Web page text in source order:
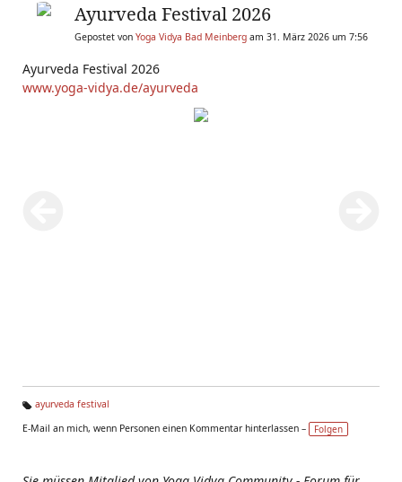
Ayurveda Festival 2026
Gepostet von Yoga Vidya Bad Meinberg am 31. März 2026 um 7:56
Ayurveda Festival 2026
www.yoga-vidya.de/ayurveda
g
ayurveda festival
E-Mail an mich, wenn Personen einen Kommentar hinterlassen –
Folgen